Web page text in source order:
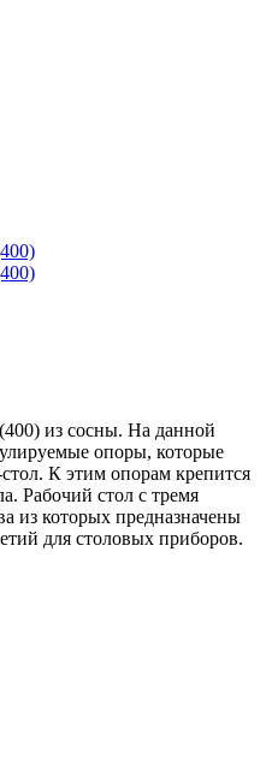
из сосны. На данной
опоры, которые
К этим опорам крепится
Рабочий стол с тремя
которых предназначены
для столовых приборов.